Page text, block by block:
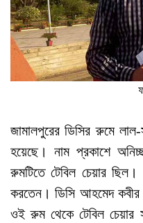
জামালপুরের ডিসির রুমে
হয়েছে। নাম প্রকাশে
রুমটিতে টেবিল চেয়ার ছিল।
করতেন। ডিসি আহমেদ
ওই রুম থেকে টেবিল চেয়ার